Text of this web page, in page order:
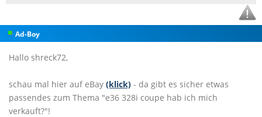
Ad-Boy
Hallo shreck72,
schau mal hier auf eBay (klick) - da gibt es sicher etwas
passendes zum Thema "e36 328i coupe hab ich mich
verkauft?"!